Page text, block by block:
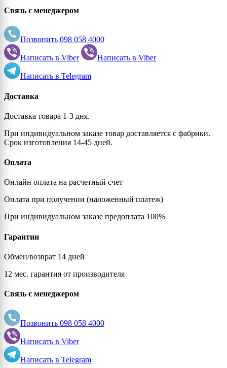
Связь с менеджером
Позвонить 098 058 4000
Написать в Viber Написать в Viber
Написать в Telegram
Доставка
Доставка товара 1-3 дня.
При индивидуальном заказе товар доставляется с фабрики.
Срок изготовления 14-45 дней.
Оплата
Онлайн оплата на расчетный счет
Оплата при получении (наложенный платеж)
При индивидуальном заказе предоплата 100%
Гарантии
Обмен/возврат 14 дней
12 мес. гарантия от производителя
Связь с менеджером
Позвонить 098 058 4000
Написать в Viber
Написать в Telegram